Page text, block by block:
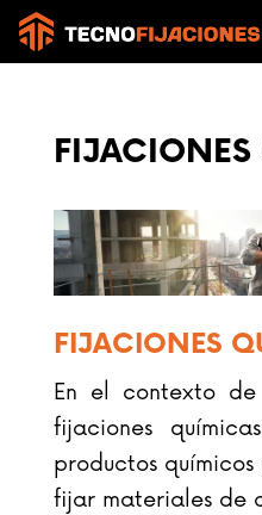
FIJACIONES
En el contexto
fijaciones
productos
fijar materiales de